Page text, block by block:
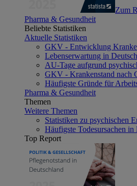
Zum
Pharma & Gesundheit
Beliebte Statistiken
Aktuelle Statistiken
GKV - Entwicklung
Lebenserwartung in
AU-Tage aufgrund
GKV - Krankenstand nach
Häufigste Gründe für
Pharma & Gesundheit
Themen
Weitere Themen
Statistiken zu psychischen
Häufigste Todesursachen
Top Report